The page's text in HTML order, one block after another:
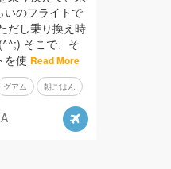
いのフライトで
だし乗り換え時
そこで、そ
を使 Read More
グアム 朝ごはん